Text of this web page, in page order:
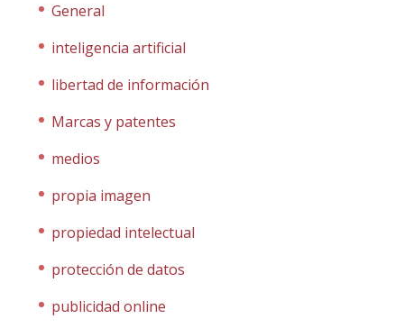
General
inteligencia artificial
libertad de información
Marcas y patentes
medios
propia imagen
propiedad intelectual
protección de datos
publicidad online